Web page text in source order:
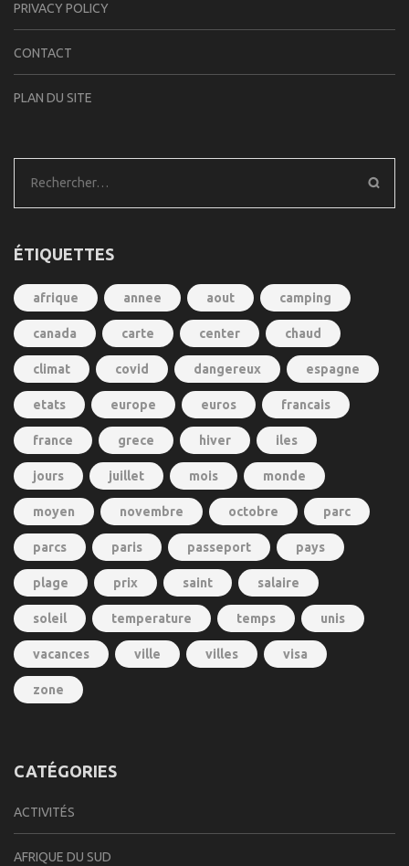
PRIVACY POLICY
CONTACT
PLAN DU SITE
Rechercher :
ÉTIQUETTES
afrique annee aout camping
canada carte center chaud
climat covid dangereux espagne
etats europe euros francais
france grece hiver iles
jours juillet mois monde
moyen novembre octobre parc
parcs paris passeport pays
plage prix saint salaire
soleil temperature temps unis
vacances ville villes visa
zone
CATÉGORIES
ACTIVITÉS
AFRIQUE DU SUD